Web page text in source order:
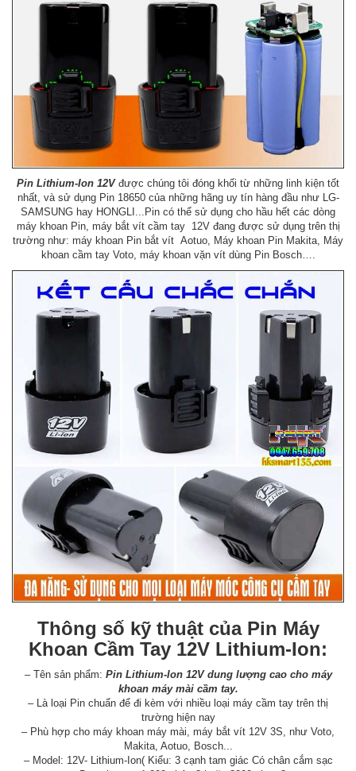
Pin Lithium-Ion 12Vđược chúng tôi đóng khối từ những linh kiện tốt
nhất, và sử dụng Pin 18650 của những hãng uy tín hàng đầu như LG-
SAMSUNG hay HONGLI...Pin có thể sử dụng cho hầu hết các dòng
máy khoan Pin, máy bắt vít cầm tay 12V đang được sử dụng trên thị
trường như: máy khoan Pin bắt vít Aotuo, Máy khoan Pin Makita, Máy
khoan cầm tay Voto, máy khoan vặn vít dùng Pin Bosch….
Thông số kỹ thuật của Pin Máy
Khoan Cầm Tay 12V Lithium-Ion:
– Tên sản phẩm: Pin Lithium-Ion 12V dung lượng cao cho máy
khoan máy mài cầm tay.
– Là loại Pin chuẩn để đi kèm với nhiều loại máy cầm tay trên thị
trường hiện nay
– Phù hợp cho máy khoan máy mài, máy bắt vít 12V 3S, như Voto,
Makita, Aotuo, Bosch...
– Model: 12V- Lithium-Ion( Kiểu: 3 cạnh tam giác Có chân cắm sạc